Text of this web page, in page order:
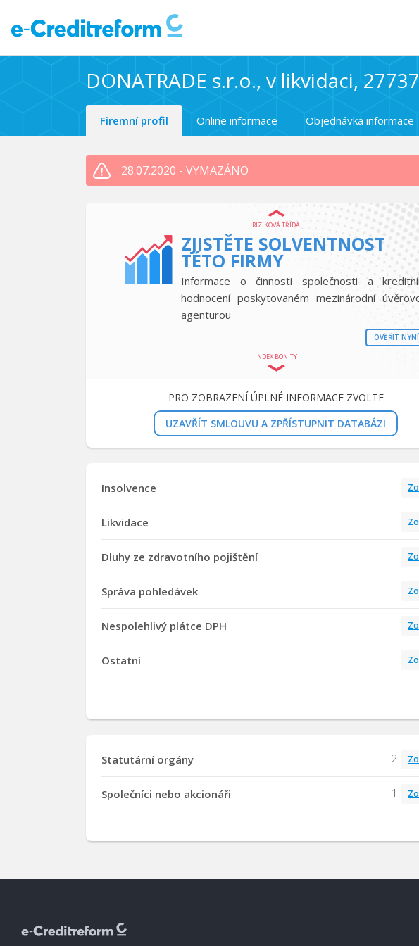
DONATRADE s.r.o., v likvidaci,
Firemní profil Online informace Objednávka informace
28.07.2020 - VYMAZÁNO
RIZIKOVÁ TŘÍDA
ZJISTĚTE SOLVENTNOST
TÉTO FIRMY
Informace o činnosti společnosti a
hodnocení poskytovaném mezinárodní
agenturou
OVĚŘIT NYNÍ
INDEX BONITY
PRO ZOBRAZENÍ ÚPLNÉ INFORMACE ZVOLTE
UZAVŘÍT SMLOUVU A ZPŘÍSTUPNIT DATABÁZI
Insolvence
Likvidace
Dluhy ze zdravotního pojištění
Správa pohledávek
Nespolehlivý plátce DPH
Ostatní
Statutární orgány 2
Společníci nebo akcionáři 1